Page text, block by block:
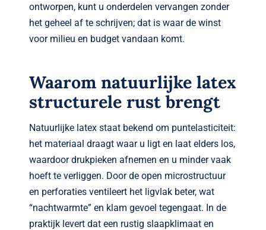
ontworpen, kunt u onderdelen vervangen zonder
het geheel af te schrijven; dat is waar de winst
voor milieu en budget vandaan komt.
Waarom natuurlijke latex
structurele rust brengt
Natuurlijke latex staat bekend om puntelasticiteit:
het materiaal draagt waar u ligt en laat elders los,
waardoor drukpieken afnemen en u minder vaak
hoeft te verliggen. Door de open microstructuur
en perforaties ventileert het ligvlak beter, wat
“nachtwarmte” en klam gevoel tegengaat. In de
praktijk levert dat een rustig slaapklimaat en